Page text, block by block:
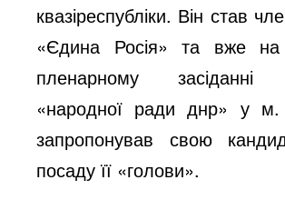
квазіреспубліки. Він став
«Єдина Росія» та вже
пленарному засіданні
«народної ради днр» у м.
запропонував свою
посаду її «голови».